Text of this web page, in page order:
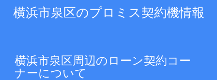
横浜市泉区のプロミス契約機情報
横浜市泉区周辺のローン契約コー
ナーについて